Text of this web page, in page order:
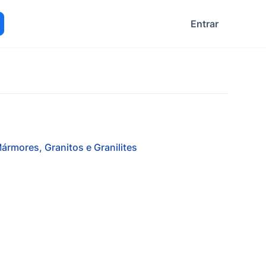
Entrar
Granitos e Granilites